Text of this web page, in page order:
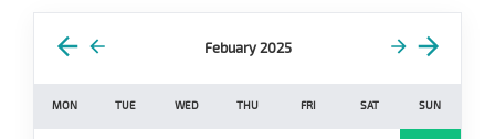
Febuary 2025
MON TUE WED THU FRI SAT SUN